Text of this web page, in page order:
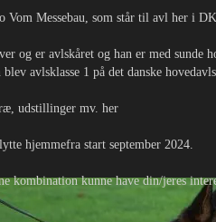
Vom Messebau, som står til avl her i
og er avlskåret og han er med
avlsklasse 1 på det danske
udstillinger mv. her
hjemmefra start september 2024.
kombination kunne have din/jeres